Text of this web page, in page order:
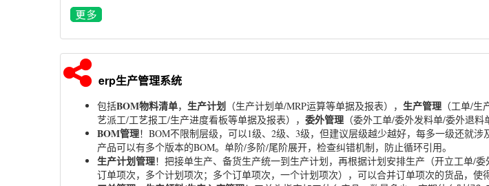
erp生产管理系统
包括BOM物料清单， 生产计划 （生产计划单/MRP运算等单据及报表）， 生产管理 （工单/
艺派工/工艺报工/生产进度看板等单据及报表）， 委外管理 （委外工单/委外发料单/委外退
BOM管理！BOM不限制层级，可以1级、2级、3级，但建议层级越少越好，每多一级还就
产品可以有多个版本的BOM。单阶/多阶/尾阶展开，检查纠错机制，防止循环引用。
生产计划管理！把接单生产、备货生产统一到生产计划，再根据计划安排生产（开立工单/
订单项次，多个计划项次；多个订单项次，一个计划项次），可以合并订单项次的货品，使